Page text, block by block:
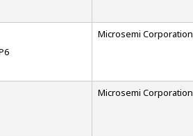
Microsemi Corporation
Microsemi Corporation